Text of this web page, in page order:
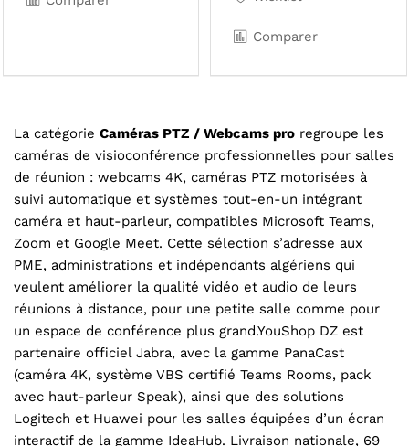
Comparer
La catégorie Caméras PTZ / Webcams pro regroupe les
caméras de visioconférence professionnelles pour salles
de réunion : webcams 4K, caméras PTZ motorisées à
suivi automatique et systèmes tout-en-un intégrant
caméra et haut-parleur, compatibles Microsoft Teams,
Zoom et Google Meet. Cette sélection s’adresse aux
PME, administrations et indépendants algériens qui
veulent améliorer la qualité vidéo et audio de leurs
réunions à distance, pour une petite salle comme pour
un espace de conférence plus grand.YouShop DZ est
partenaire officiel Jabra, avec la gamme PanaCast
(caméra 4K, système VBS certifié Teams Rooms, pack
avec haut-parleur Speak), ainsi que des solutions
Logitech et Huawei pour les salles équipées d’un écran
interactif de la gamme IdeaHub. Livraison nationale, 69